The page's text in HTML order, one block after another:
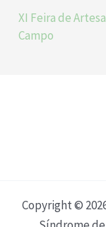
XI Feira de
Campo
Copyright ©